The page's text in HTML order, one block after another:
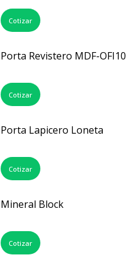
Cotizar
Porta Revistero MDF-
Cotizar
Porta Lapicero Loneta
Cotizar
Mineral Block
Cotizar